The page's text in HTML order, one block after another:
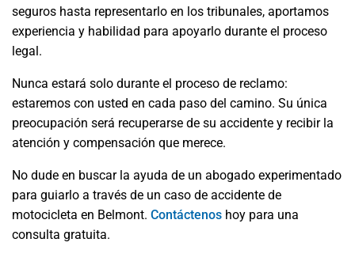
seguros hasta representarlo en los tribunales, aportamos
experiencia y habilidad para apoyarlo durante el proceso
legal.
Nunca estará solo durante el proceso de reclamo:
estaremos con usted en cada paso del camino. Su única
preocupación será recuperarse de su accidente y recibir la
atención y compensación que merece.
No dude en buscar la ayuda de un abogado experimentado
para guiarlo a través de un caso de accidente de
motocicleta en Belmont. Contáctenos hoy para una
consulta gratuita.